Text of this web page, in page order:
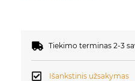
Tiekimo terminas 2-3
Išankstinis užsakymas